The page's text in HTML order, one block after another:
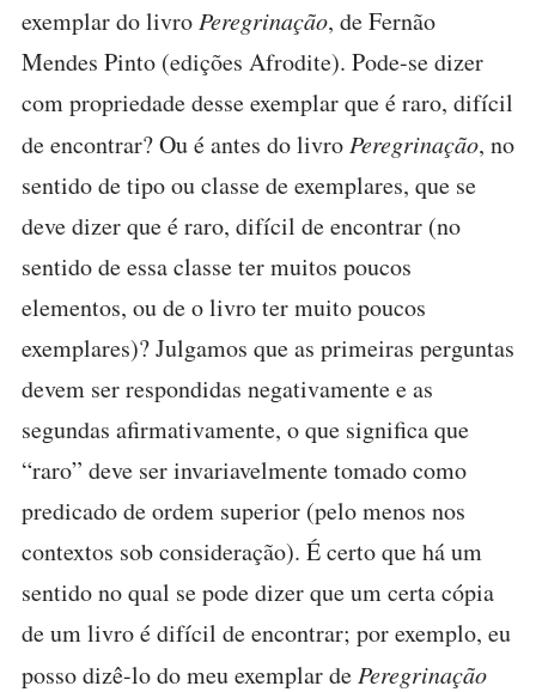
exemplar do livro Peregrinação, de Fernão
Mendes Pinto (edições Afrodite). Pode-se dizer
com propriedade desse exemplar que é raro, difícil
de encontrar? Ou é antes do livro Peregrinação, no
sentido de tipo ou classe de exemplares, que se
deve dizer que é raro, difícil de encontrar (no
sentido de essa classe ter muitos poucos
elementos, ou de o livro ter muito poucos
exemplares)? Julgamos que as primeiras perguntas
devem ser respondidas negativamente e as
segundas afirmativamente, o que significa que
“raro” deve ser invariavelmente tomado como
predicado de ordem superior (pelo menos nos
contextos sob consideração). É certo que há um
sentido no qual se pode dizer que um certa cópia
de um livro é difícil de encontrar; por exemplo, eu
posso dizê-lo do meu exemplar de Peregrinação